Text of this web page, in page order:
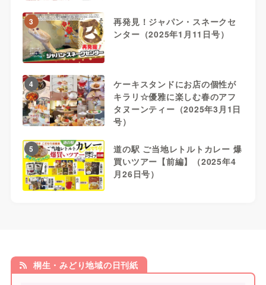
3
再発見！ジャパン・スネークセ
ンター（2025年1月11日号）
4
ケーキスタンドにお店の個性が
キラリ☆優雅に楽しむ春のアフ
タヌーンティー（2025年3月1日
号）
5
道の駅 ご当地レトルトカレー 爆
買いツアー【前編】（2025年4
月26日号）
桐生・みどり地域の日刊紙